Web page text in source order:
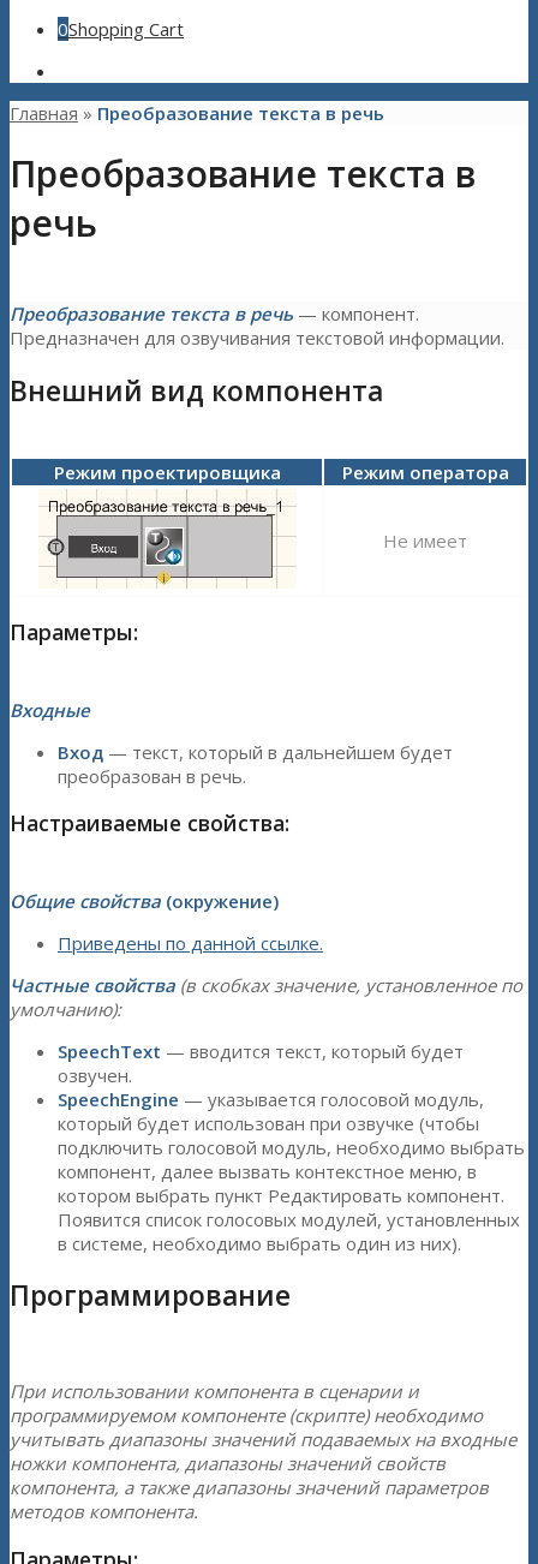
0Shopping Cart
Главная » Преобразование текста в речь
Преобразование текста в
речь
Преобразование текста в речь — компонент.
Предназначен для озвучивания текстовой информации.
Внешний вид компонента
Режим проектировщика Режим оператора
Не имеет
Параметры:
Входные
Вход — текст, который в дальнейшем будет
преобразован в речь.
Настраиваемые свойства:
Общие свойства (окружение)
Приведены по данной ссылке.
Частные свойства (в скобках значение, установленное по
умолчанию):
SpeechText — вводится текст, который будет
озвучен.
SpeechEngine — указывается голосовой модуль,
который будет использован при озвучке (чтобы
подключить голосовой модуль, необходимо выбрать
компонент, далее вызвать контекстное меню, в
котором выбрать пункт Редактировать компонент.
Появится список голосовых модулей, установленных
в системе, необходимо выбрать один из них).
Программирование
При использовании компонента в сценарии и
программируемом компоненте (скрипте) необходимо
учитывать диапазоны значений подаваемых на входные
ножки компонента, диапазоны значений свойств
компонента, а также диапазоны значений параметров
методов компонента.